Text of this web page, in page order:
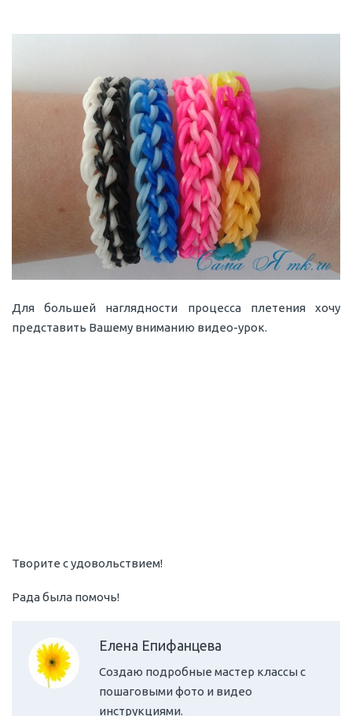
Для большей наглядности процесса плетения хочу
представить Вашему вниманию видео-урок.
Творите с удовольствием!
Рада была помочь!
Елена Епифанцева
Создаю подробные мастер классы с
пошаговыми фото и видео
инструкциями.